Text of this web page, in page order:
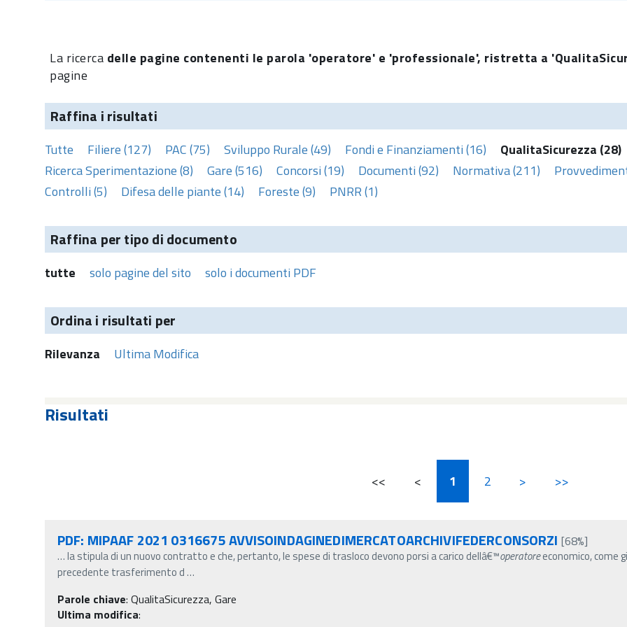
La ricerca delle pagine contenenti le parola 'operatore' e 'professionale', ristretta a
pagine
Raffina i risultati
Tutte Filiere (127) PAC (75) Sviluppo Rurale (49) Fondi e Finanziamenti (16) QualitaSicurezza (28)
Ricerca Sperimentazione (8)
Gare (516) Concorsi (19) Documenti (92) Normativa (211)
Controlli (5)
Difesa delle piante (14) Foreste (9) PNRR (1)
Raffina per tipo di documento
tutte solo pagine del sito solo i documenti PDF
Ordina i risultati per
Rilevanza Ultima Modifica
Risultati
<< < 1 2 > >>
PDF: MIPAAF 2021 0316675 AVVISOINDAGINEDIMERCATOARCHIVIFEDERCONSORZI [68%]
…la stipula di un nuovo contratto e che, pertanto, le spese di trasloco devono porsi a carico dellâ€™operatoreeconomico, come
precedente trasferimento d…
Parole chiave: QualitaSicurezza, Gare
Ultima modifica: